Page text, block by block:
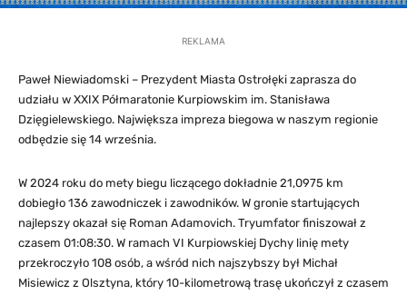
REKLAMA
Paweł Niewiadomski – Prezydent Miasta Ostrołęki zaprasza do
udziału w XXIX Półmaratonie Kurpiowskim im. Stanisława
Dzięgielewskiego. Największa impreza biegowa w naszym regionie
odbędzie się 14 września.
W 2024 roku do mety biegu liczącego dokładnie 21,0975 km
dobiegło 136 zawodniczek i zawodników. W gronie startujących
najlepszy okazał się Roman Adamovich. Tryumfator finiszował z
czasem 01:08:30. W ramach VI Kurpiowskiej Dychy linię mety
przekroczyło 108 osób, a wśród nich najszybszy był Michał
Misiewicz z Olsztyna, który 10-kilometrową trasę ukończył z czasem